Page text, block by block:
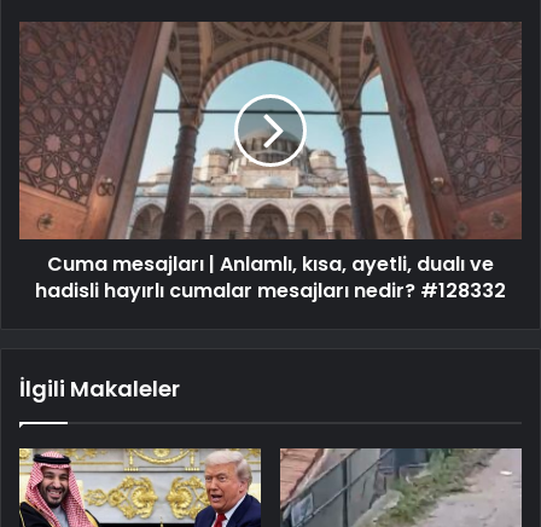
Cuma mesajları | Anlamlı, kısa, ayetli, dualı ve
hadisli hayırlı cumalar mesajları nedir? #128332
İlgili Makaleler